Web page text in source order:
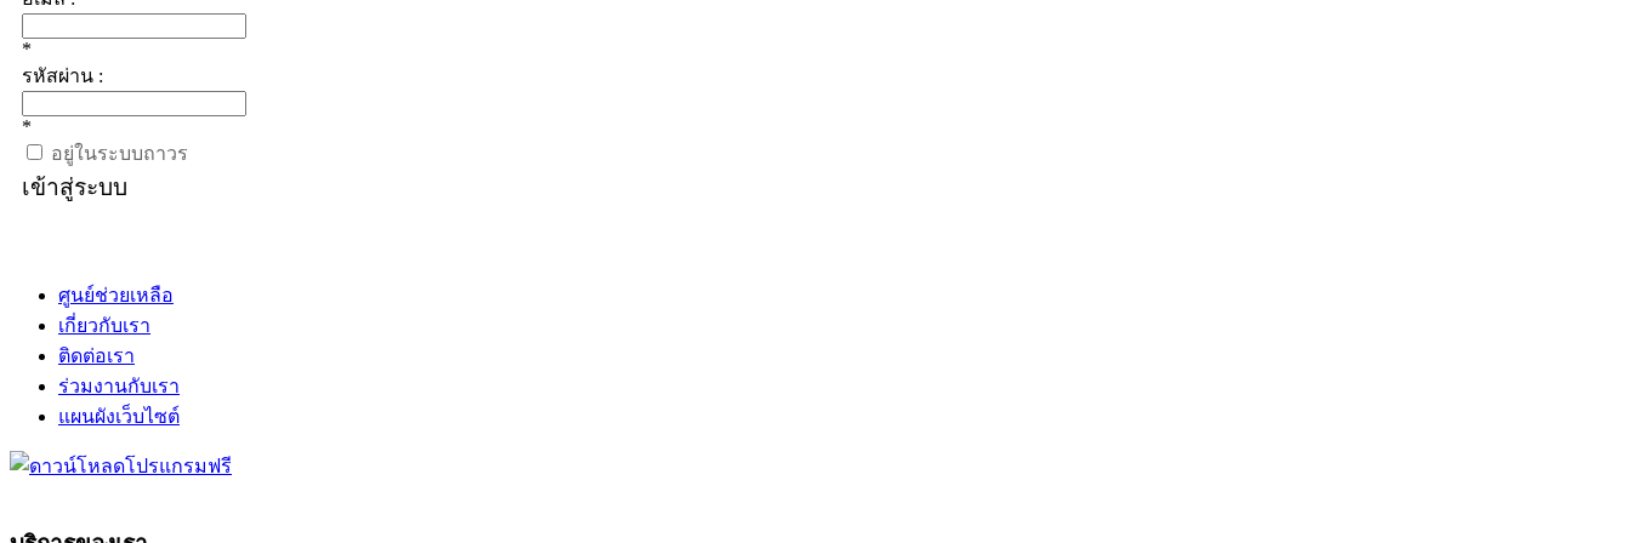
*
รหัสผ่าน :
*
อยู่ในระบบถาวร
เข้าสู่ระบบ
ศูนย์ช่วยเหลือ
เกี่ยวกับเรา
ติดต่อเรา
ร่วมงานกับเรา
แผนผังเว็บไซต์